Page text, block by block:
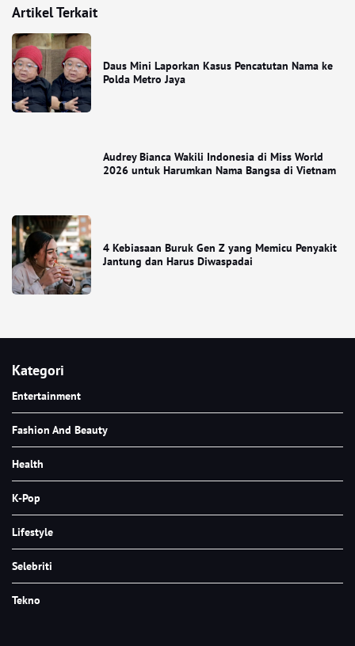
Artikel Terkait
Daus Mini Laporkan Kasus Pencatutan Nama ke
Polda Metro Jaya
Audrey Bianca Wakili Indonesia di Miss World
2026 untuk Harumkan Nama Bangsa di Vietnam
4 Kebiasaan Buruk Gen Z yang Memicu Penyakit
Jantung dan Harus Diwaspadai
Kategori
Entertainment
Fashion And Beauty
Health
K-Pop
Lifestyle
Selebriti
Tekno